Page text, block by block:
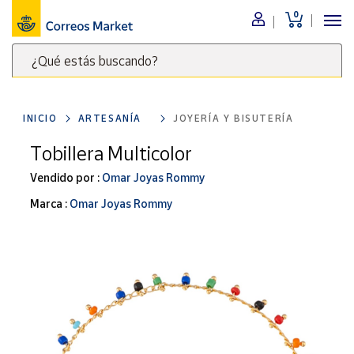
0
¿Qué estás buscando?
clave
para
buscar
productos
Menú
Nuestro
catálogo
Alimentación
Bebidas
Ocio y cultura
Juguetes y
INICIO ARTESANÍA JOYERÍA Y BISUTERÍA
Tobillera Multicolor
Vendido por : Omar Joyas Rommy
Marca : Omar Joyas Rommy